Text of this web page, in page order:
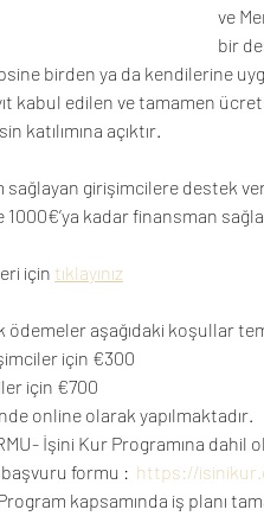
ve
bir
birden ya da kendilerine
kabul edilen ve tamamen
katılımına açıktır.
girişimcilere destek
kadar finansman
için tıklayınız
ödemeler aşağıdaki koşullar
için €300
için €700
online olarak yapılmaktadır.
İşini Kur Programına
formu : https://
kapsamında iş planı